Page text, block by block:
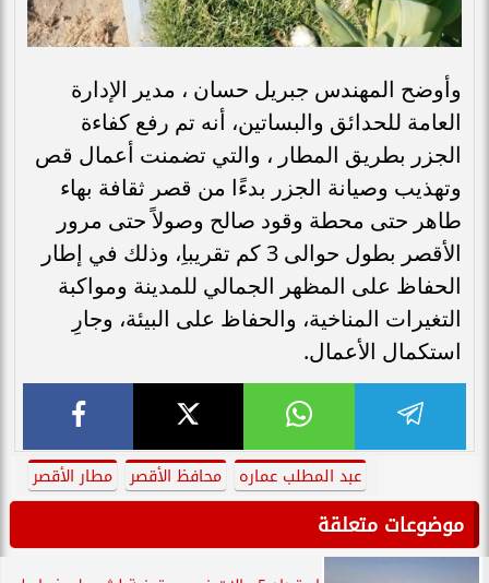
وأوضح المهندس جبريل حسان ، مدير الإدارة
العامة للحدائق والبساتين، أنه تم رفع كفاءة
الجزر بطريق المطار ، والتي تضمنت أعمال قص
وتهذيب وصيانة الجزر بدءًا من قصر ثقافة بهاء
طاهر حتى محطة وقود صالح وصولاً حتى مرور
الأقصر بطول حوالى 3 كم تقريباِ، وذلك في إطار
الحفاظ على المظهر الجمالي للمدينة ومواكبة
التغيرات المناخية، والحفاظ على البيئة، وجارِ
استكمال الأعمال.
عبد المطلب عماره محافظ الأقصر مطار الأقصر
موضوعات متعلقة